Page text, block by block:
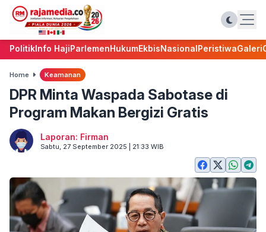
PolitikInfo HajiParlemenHukumEkbisNasionalPeristiwaGaleri
Home Keamanan
DPR Minta Waspada Sabotase di
Program Makan Bergizi Gratis
Laporan: Firman
Sabtu, 27 September 2025 | 21:33 WIB